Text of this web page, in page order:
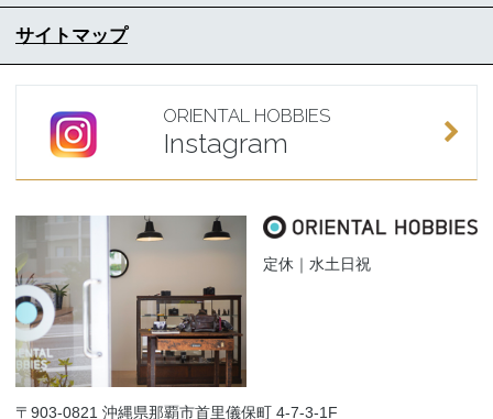
サイトマップ
ORIENTAL HOBBIES
Instagram
定休｜水土日祝
〒903-0821 沖縄県那覇市首里儀保町 4-7-3-1F